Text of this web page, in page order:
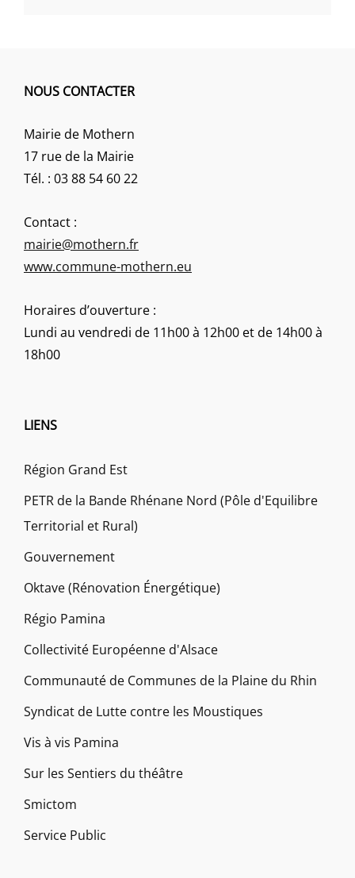
NOUS CONTACTER
Mairie de Mothern
17 rue de la Mairie
Tél. : 03 88 54 60 22
Contact :
mairie@mothern.fr
www.commune-mothern.eu
Horaires d’ouverture :
Lundi au vendredi de 11h00 à 12h00 et de 14h00 à
18h00
LIENS
Région Grand Est
PETR de la Bande Rhénane Nord (Pôle d'Equilibre
Territorial et Rural)
Gouvernement
Oktave (Rénovation Énergétique)
Régio Pamina
Collectivité Européenne d'Alsace
Communauté de Communes de la Plaine du Rhin
Syndicat de Lutte contre les Moustiques
Vis à vis Pamina
Sur les Sentiers du théâtre
Smictom
Service Public